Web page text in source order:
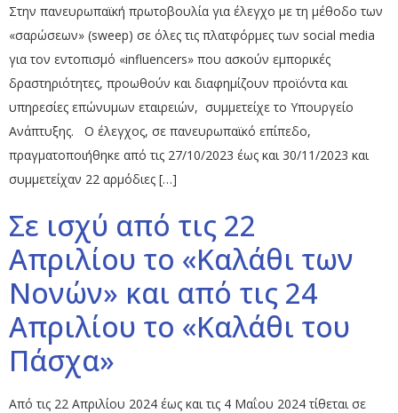
Στην πανευρωπαϊκή πρωτοβουλία για έλεγχο με τη μέθοδο των
«σαρώσεων» (sweep) σε όλες τις πλατφόρμες των social media
για τον εντοπισμό «influencers» που ασκούν εμπορικές
δραστηριότητες, προωθούν και διαφημίζουν προϊόντα και
υπηρεσίες επώνυμων εταιρειών, συμμετείχε το Υπουργείο
Ανάπτυξης. Ο έλεγχος, σε πανευρωπαϊκό επίπεδο,
πραγματοποιήθηκε από τις 27/10/2023 έως και 30/11/2023 και
συμμετείχαν 22 αρμόδιες […]
Σε ισχύ από τις 22
Απριλίου το «Καλάθι των
Νονών» και από τις 24
Απριλίου το «Καλάθι του
Πάσχα»
Από τις 22 Απριλίου 2024 έως και τις 4 Μαΐου 2024 τίθεται σε